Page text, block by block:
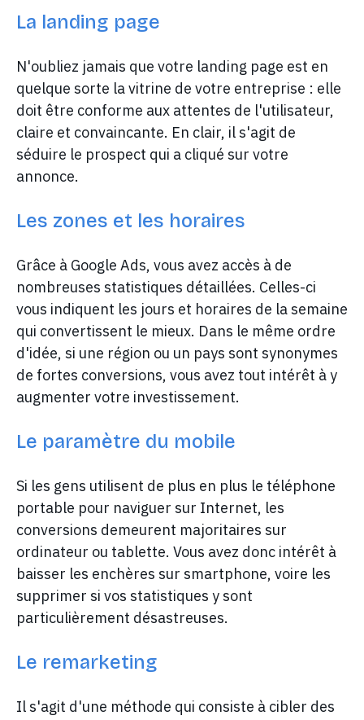
La landing page
N'oubliez jamais que votre landing page est en
quelque sorte la vitrine de votre entreprise : elle
doit être conforme aux attentes de l'utilisateur,
claire et convaincante. En clair, il s'agit de
séduire le prospect qui a cliqué sur votre
annonce.
Les zones et les horaires
Grâce à Google Ads, vous avez accès à de
nombreuses statistiques détaillées. Celles-ci
vous indiquent les jours et horaires de la semaine
qui convertissent le mieux. Dans le même ordre
d'idée, si une région ou un pays sont synonymes
de fortes conversions, vous avez tout intérêt à y
augmenter votre investissement.
Le paramètre du mobile
Si les gens utilisent de plus en plus le téléphone
portable pour naviguer sur Internet, les
conversions demeurent majoritaires sur
ordinateur ou tablette. Vous avez donc intérêt à
baisser les enchères sur smartphone, voire les
supprimer si vos statistiques y sont
particulièrement désastreuses.
Le remarketing
Il s'agit d'une méthode qui consiste à cibler des